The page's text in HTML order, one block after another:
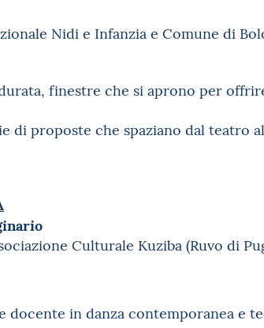
Nidi e Infanzia e Comune di
finestre che si aprono per
proposte che spaziano dal teatro
Culturale Kuziba (Ruvo di
docente in danza contemporanea e